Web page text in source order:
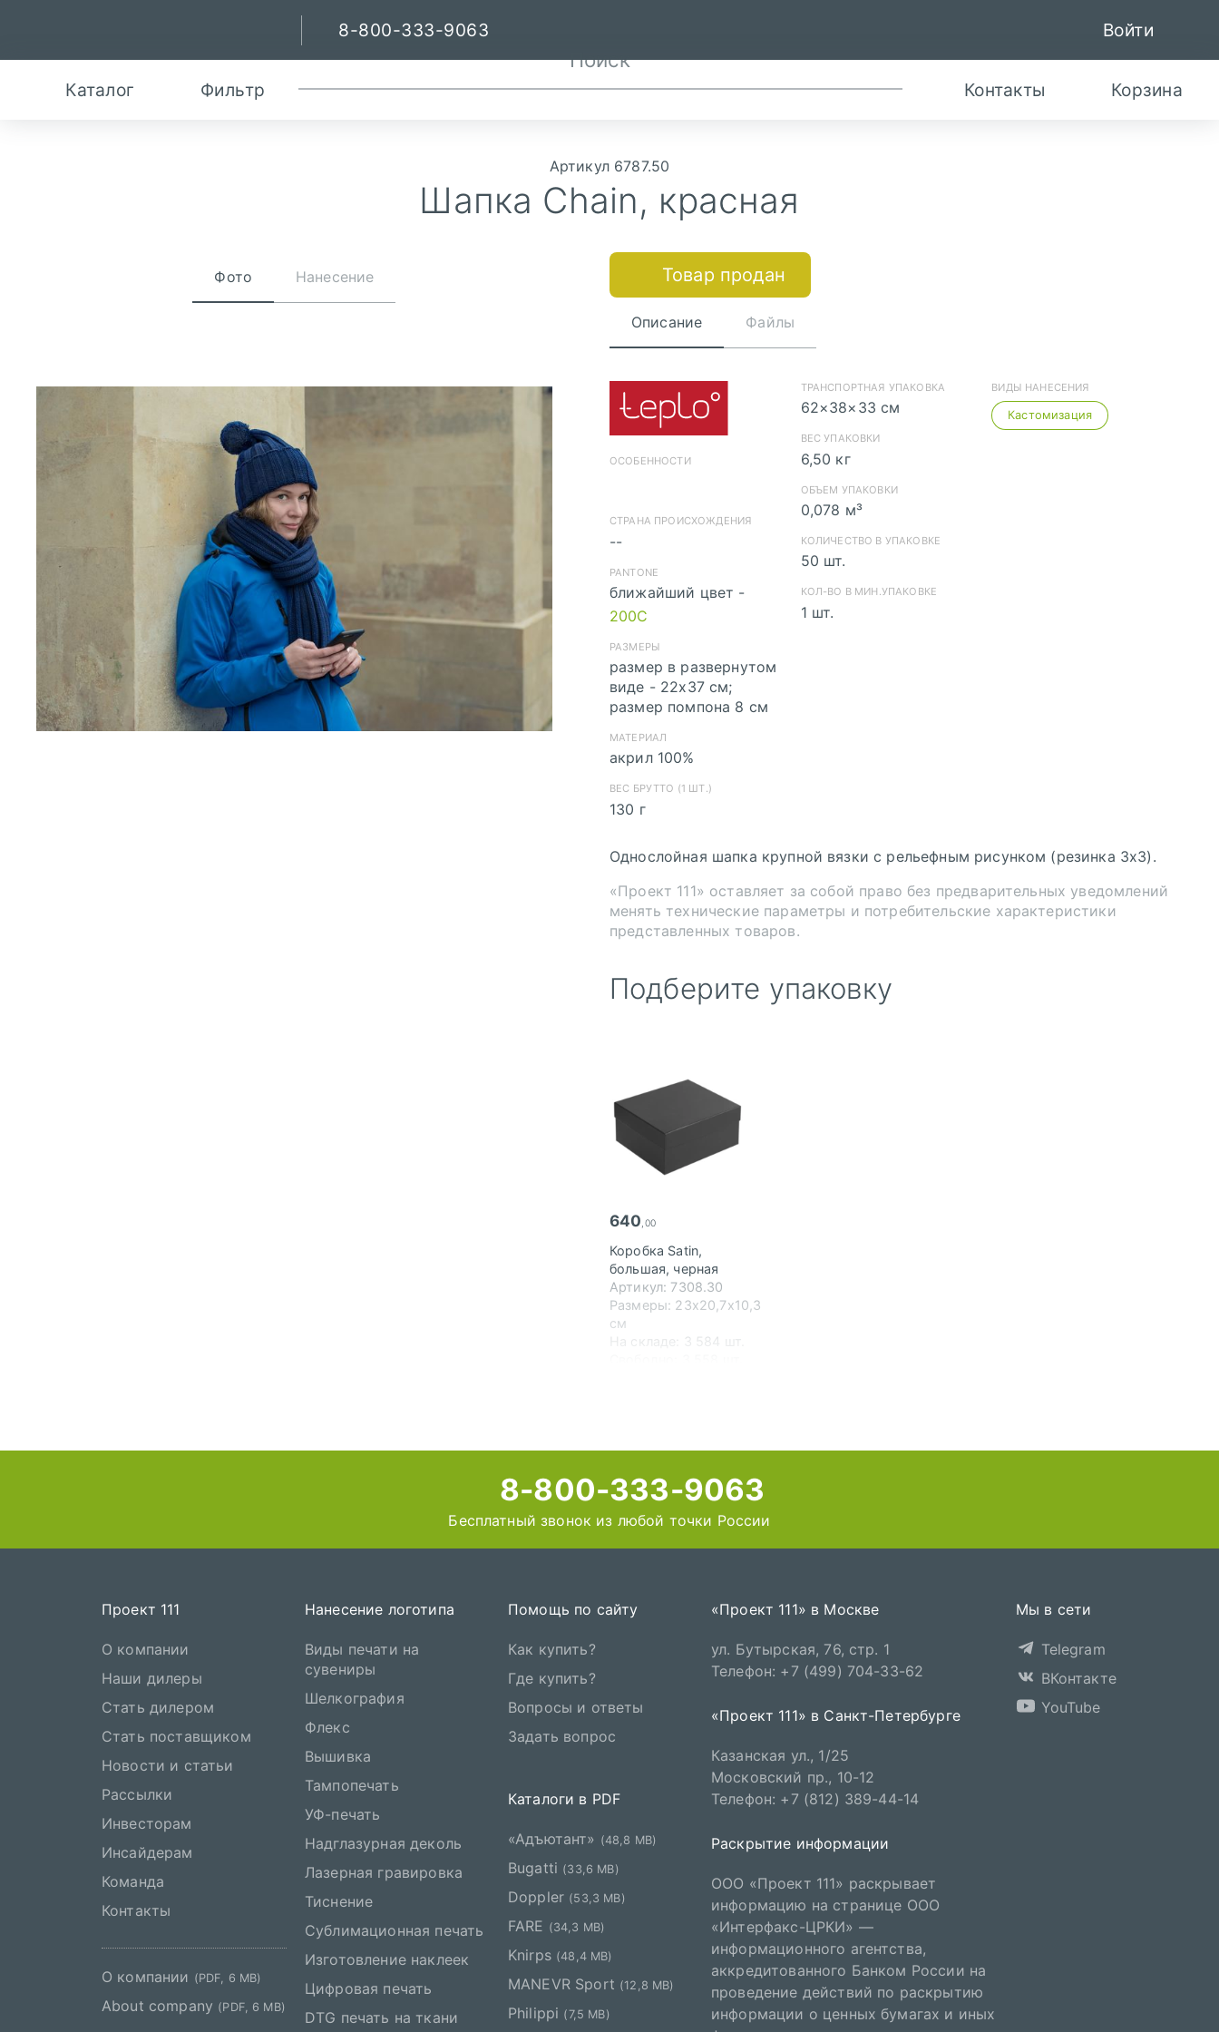
8-800-333-9063 Войти
Каталог Фильтр Контакты Корзина
Артикул 6787.50
Шапка Chain, красная
Фото Нанесение Товар продан
Описание
ОСОБЕННОСТИ
СТРАНА ПРОИСХОЖДЕНИЯ
--
PANTONE
ближайший цвет -
200C
РАЗМЕРЫ
размер в развернутом
виде - 22х37 см;
размер помпона 8 см
МАТЕРИАЛ
акрил 100%
ВЕС БРУТТО (1 ШТ.)
130 г
ТРАНСПОРТНАЯ УПАКОВКА
62×38×33 см
ВЕС УПАКОВКИ
6,50 кг
ОБЪЕМ УПАКОВКИ
0,078 м³
КОЛИЧЕСТВО В УПАКОВКЕ
50 шт.
КОЛ-ВО В МИН.УПАКОВКЕ
1 шт.
ВИДЫ НАНЕСЕНИЯ
Кастомизация
Однослойная шапка крупной вязки с рельефным рисунком (резинка 3x3).
«Проект 111» оставляет за собой право без предварительных уведомлений
менять технические параметры и потребительские характеристики
представленных товаров.
Файлы
скачать (cdr)
скачать (cdr)
Инструкция по сохранению pdf из Corel Draw
Инструкция по сохранению pdf из Adobe Illustrator
Подберите упаковку
640 ,00
Коробка Satin,
большая, черная
Артикул: 7308.30
Размеры: 23х20,7х10,3
см
На складе: 3 584 шт.
8-800-333-9063
Бесплатный звонок из любой точки России
Проект 111
О компании
Наши дилеры
Стать дилером
Стать поставщиком
Новости и статьи
Рассылки
Инвесторам
Инсайдерам
Команда
Контакты
О компании (PDF, 6 MB)
About company (PDF, 6 MB)
Нанесение логотипа
Виды печати на
сувениры
Шелкография
Флекс
Вышивка
Тампопечать
УФ-печать
Надглазурная деколь
Лазерная гравировка
Тиснение
Сублимационная печать
Изготовление наклеек
Цифровая печать
DTG печать на ткани
Помощь по сайту
Как купить?
Где купить?
Вопросы и ответы
Задать вопрос
Каталоги в PDF
«Адъютант» (48,8 MB)
Bugatti (33,6 MB)
Doppler (53,3 MB)
FARE (34,3 MB)
Knirps (48,4 MB)
MANEVR Sport (12,8 MB)
Philippi (7,5 MB)
«Проект 111» в Москве
ул. Бутырская, 76, стр. 1
Телефон: +7 (499) 704-33-62
«Проект 111» в Санкт-Петербурге
Казанская ул., 1/25
Московский пр., 10-12
Телефон: +7 (812) 389-44-14
Раскрытие информации
ООО «Проект 111» раскрывает
информацию на странице ООО
«Интерфакс-ЦРКИ» —
информационного агентства,
аккредитованного Банком России на
проведение действий по раскрытию
информации о ценных бумагах и иных
Мы в сети
Telegram
ВКонтакте
YouTube